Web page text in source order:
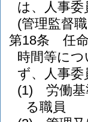
は、人事
(管理監督
第18条
任
時間等に
ず、人事
(1)
労働
る職員